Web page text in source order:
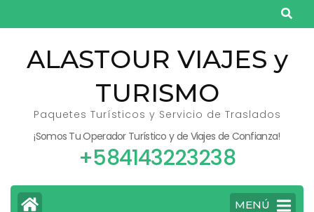
al
contenido
(presionaALASTOUR VIAJES y
TURISMO
Paquetes Turísticos y Servicio de Traslados
¡Somos Tu Operador Turístico y de Viajes de Confianza!
+584143223238
MENÚ